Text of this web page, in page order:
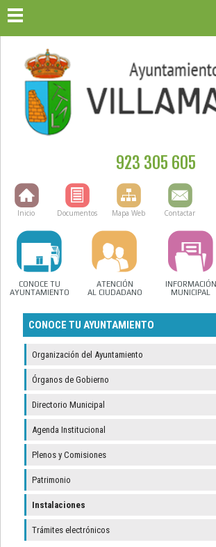
923 305 605
Inicio Documentos Mapa Web Contactar
CONOCE TU
AYUNTAMIENTO
ATENCIÓN
AL CIUDADANO
INFORMACIÓN
MUNICIPAL
CONOCE TU AYUNTAMIENTO
Organización del Ayuntamiento
Órganos de Gobierno
Directorio Municipal
Agenda Institucional
Plenos y Comisiones
Patrimonio
Instalaciones
Trámites electrónicos